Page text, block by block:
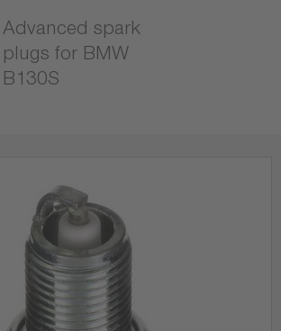
Advanced spark
plugs for BMW
B130S